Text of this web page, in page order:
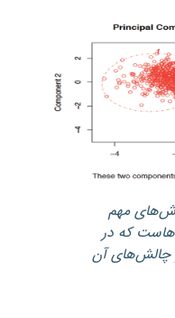
مهم
که در
و چالش‌های آن